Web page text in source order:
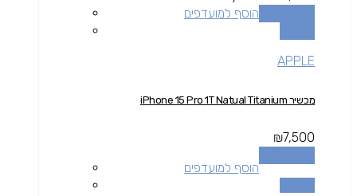
הוסף למועדפים
APPLE
מכשיר iPhone 15 Pro 1T Natual Titanium
₪7,500
הוסף למועדפים